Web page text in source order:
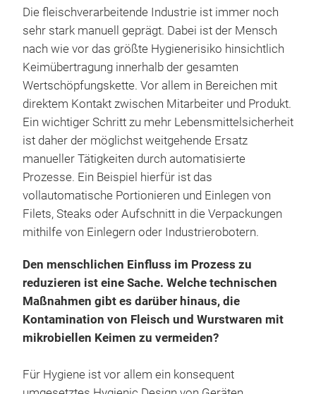
Die fleischverarbeitende Industrie ist immer noch
sehr stark manuell geprägt. Dabei ist der Mensch
nach wie vor das größte Hygienerisiko hinsichtlich
Keimübertragung innerhalb der gesamten
Wertschöpfungskette. Vor allem in Bereichen mit
direktem Kontakt zwischen Mitarbeiter und Produkt.
Ein wichtiger Schritt zu mehr Lebensmittelsicherheit
ist daher der möglichst weitgehende Ersatz
manueller Tätigkeiten durch automatisierte
Prozesse. Ein Beispiel hierfür ist das
vollautomatische Portionieren und Einlegen von
Filets, Steaks oder Aufschnitt in die Verpackungen
mithilfe von Einlegern oder Industrierobotern.
Den menschlichen Einfluss im Prozess zu
reduzieren ist eine Sache. Welche technischen
Maßnahmen gibt es darüber hinaus, die
Kontamination von Fleisch und Wurstwaren mit
mikrobiellen Keimen zu vermeiden?
Für Hygiene ist vor allem ein konsequent